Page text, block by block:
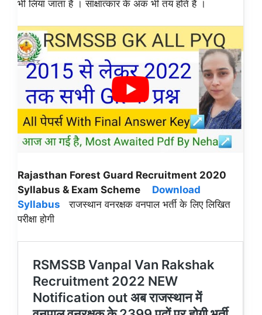
भी लिया जाता है । साक्षात्कार के अंक भी तय होते हैं ।
Rajasthan Forest Guard Recruitment 2020
Syllabus & Exam Scheme Download
Syllabus राजस्थान वनरक्षक वनपाल भर्ती के लिए लिखित
परीक्षा होगी